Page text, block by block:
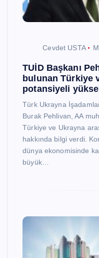
Cevdet USTA
TUİD Başkanı
bulunan Türkiye
potansiyeli
Türk Ukrayna
Burak Pehlivan, AA
Türkiye ve Ukrayna
hakkında bilgi verdi.
dünya ekonomisinde
büyük…